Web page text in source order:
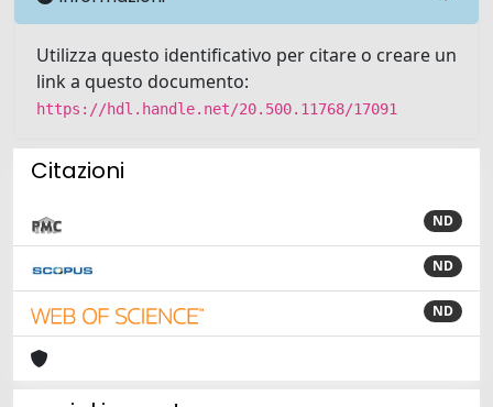
Utilizza questo identificativo per citare o creare un
link a questo documento:
https://hdl.handle.net/20.500.11768/17091
Citazioni
ND
ND
ND